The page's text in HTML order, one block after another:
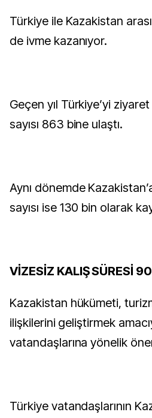
Türkiye ile Kazakistan
de ivme kazanıyor.
Geçen yıl Türkiye’yi
sayısı 863 bine ulaştı.
Aynı dönemde
sayısı ise 130 bin olarak
VİZESİZ KALIŞ SÜRESİ
Kazakistan hükümeti,
ilişkilerini geliştirmek
vatandaşlarına yönelik
Türkiye vatandaşlarının